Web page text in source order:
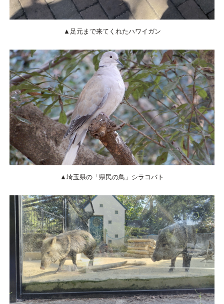
▲足元まで来てくれたハワイガン
▲埼玉県の「県民の鳥」シラコバト